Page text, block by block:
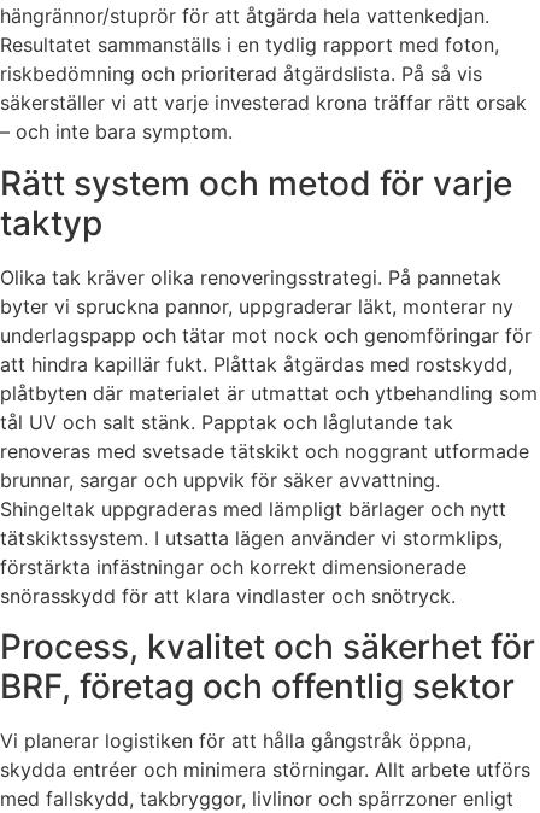
hängrännor/stuprör för att åtgärda hela vattenkedjan.
Resultatet sammanställs i en tydlig rapport med foton,
riskbedömning och prioriterad åtgärdslista. På så vis
säkerställer vi att varje investerad krona träffar rätt orsak
– och inte bara symptom.
Rätt system och metod för varje
taktyp
Olika tak kräver olika renoveringsstrategi. På pannetak
byter vi spruckna pannor, uppgraderar läkt, monterar ny
underlagspapp och tätar mot nock och genomföringar för
att hindra kapillär fukt. Plåttak åtgärdas med rostskydd,
plåtbyten där materialet är utmattat och ytbehandling som
tål UV och salt stänk. Papptak och låglutande tak
renoveras med svetsade tätskikt och noggrant utformade
brunnar, sargar och uppvik för säker avvattning.
Shingeltak uppgraderas med lämpligt bärlager och nytt
tätskiktssystem. I utsatta lägen använder vi stormklips,
förstärkta infästningar och korrekt dimensionerade
snörasskydd för att klara vindlaster och snötryck.
Process, kvalitet och säkerhet för
BRF, företag och offentlig sektor
Vi planerar logistiken för att hålla gångstråk öppna,
skydda entréer och minimera störningar. Allt arbete utförs
med fallskydd, takbryggor, livlinor och spärrzoner enligt